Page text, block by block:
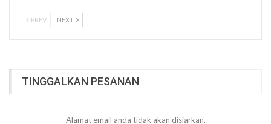
PREV NEXT
TINGGALKAN PESANAN
Alamat email anda tidak akan disiarkan.